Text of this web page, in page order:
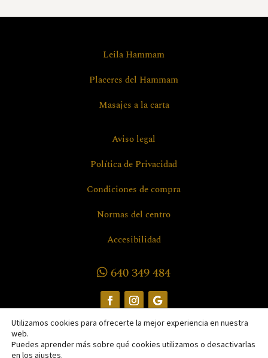
Leila Hammam
Placeres del Hammam
Masajes a la carta
Aviso legal
Política de Privacidad
Condiciones de compra
Normas del centro
Accesibilidad
640 349 484
Utilizamos cookies para ofrecerte la mejor experiencia en nuestra
web.
Puedes aprender más sobre qué cookies utilizamos o desactivarlas
en los ajustes.